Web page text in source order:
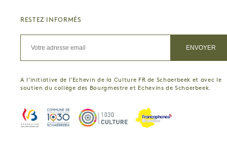
RESTEZ INFORMÉS
A l’initiative de l’Echevin de la Culture FR de Schaerbeek et avec le
soutien du collège des Bourgmestre et Echevins de Schaerbeek.